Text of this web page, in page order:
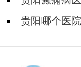
哪些？
贵阳哪个医